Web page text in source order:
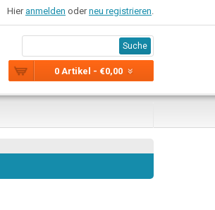
0 Artikel - €0,00
Suche
Hier anmelden oderneu registrieren.